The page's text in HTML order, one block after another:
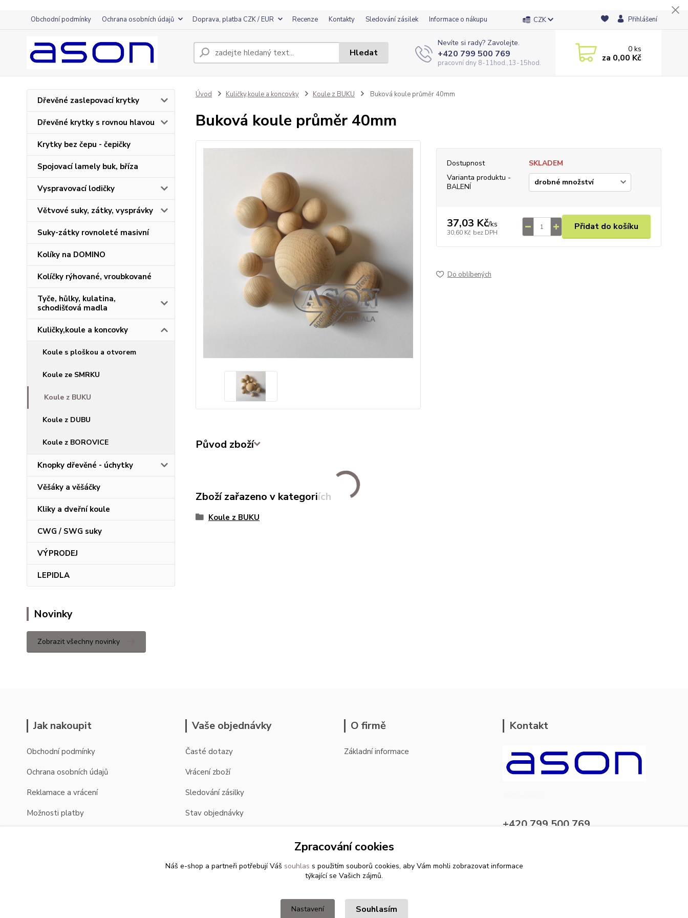
Obchodní podmínky Ochrana osobních údajů Doprava, platba CZK / EUR Recenze Kontakty Sledování zásilek Informace o nákupu CZK Přihlášení
Hledat
Nevíte si rady? Zavolejte.
+420 799 500 769
pracovní dny 8-11hod.,13-15hod.
0ks
za 0,00 Kč
Dřevěné zaslepovací krytky
Dřevěné krytky s rovnou hlavou
Krytky bez čepu - čepičky
Spojovací lamely buk, bříza
Vyspravovací lodičky
Větvové suky, zátky, vysprávky
Suky-zátky rovnoleté masivní
Kolíky na DOMINO
Kolíčky rýhované, vroubkované
Tyče, hůlky, kulatina,
schodišťová madla
Kuličky,koule a koncovky
Koule s ploškou a otvorem
Koule ze SMRKU
Koule z BUKU
Koule z DUBU
Koule z BOROVICE
Knopky dřevěné - úchytky
Věšáky a věšáčky
Kliky a dveřní koule
CWG / SWG suky
VÝPRODEJ
LEPIDLA
Novinky
Zobrazit všechny novinky
Úvod Kuličky,koule a koncovky Koule z BUKU Buková koule průměr 40mm
Buková koule průměr 40mm
Dostupnost
SKLADEM
Varianta produktu -
BALENÍ
37,03 Kč/ks
30,60 Kč bez DPH
Přidat do košíku
Do oblíbených
Původ zboží
Zboží zařazeno v kategoriích
Koule z BUKU
Jak nakoupit
Obchodní podmínky
Ochrana osobních údajů
Reklamace a vrácení
Možnosti platby
Vaše objednávky
Časté dotazy
Vrácení zboží
Sledování zásilky
Stav objednávky
O firmě
Základní informace
Kontakt
+420 799 500 769
Zpracování cookies
Náš e-shop a partneři potřebují Váš souhlas s použitím souborů cookies, aby Vám mohli zobrazovat informace
týkající se Vašich zájmů.
Nastavení Souhlasím